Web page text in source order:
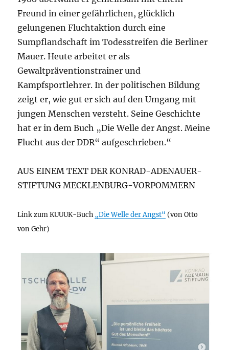
Freund in einer gefährlichen, glücklich
gelungenen Fluchtaktion durch eine
Sumpflandschaft im Todesstreifen die Berliner
Mauer. Heute arbeitet er als
Gewaltpräventionstrainer und
Kampfsportlehrer. In der politischen Bildung
zeigt er, wie gut er sich auf den Umgang mit
jungen Menschen versteht. Seine Geschichte
hat er in dem Buch „Die Welle der Angst. Meine
Flucht aus der DDR“ aufgeschrieben.“
AUS EINEM TEXT DER KONRAD-ADENAUER-
STIFTUNG MECKLENBURG-VORPOMMERN
Link zum KUUUK-Buch „Die Welle der Angst“ (von Otto
von Gehr)